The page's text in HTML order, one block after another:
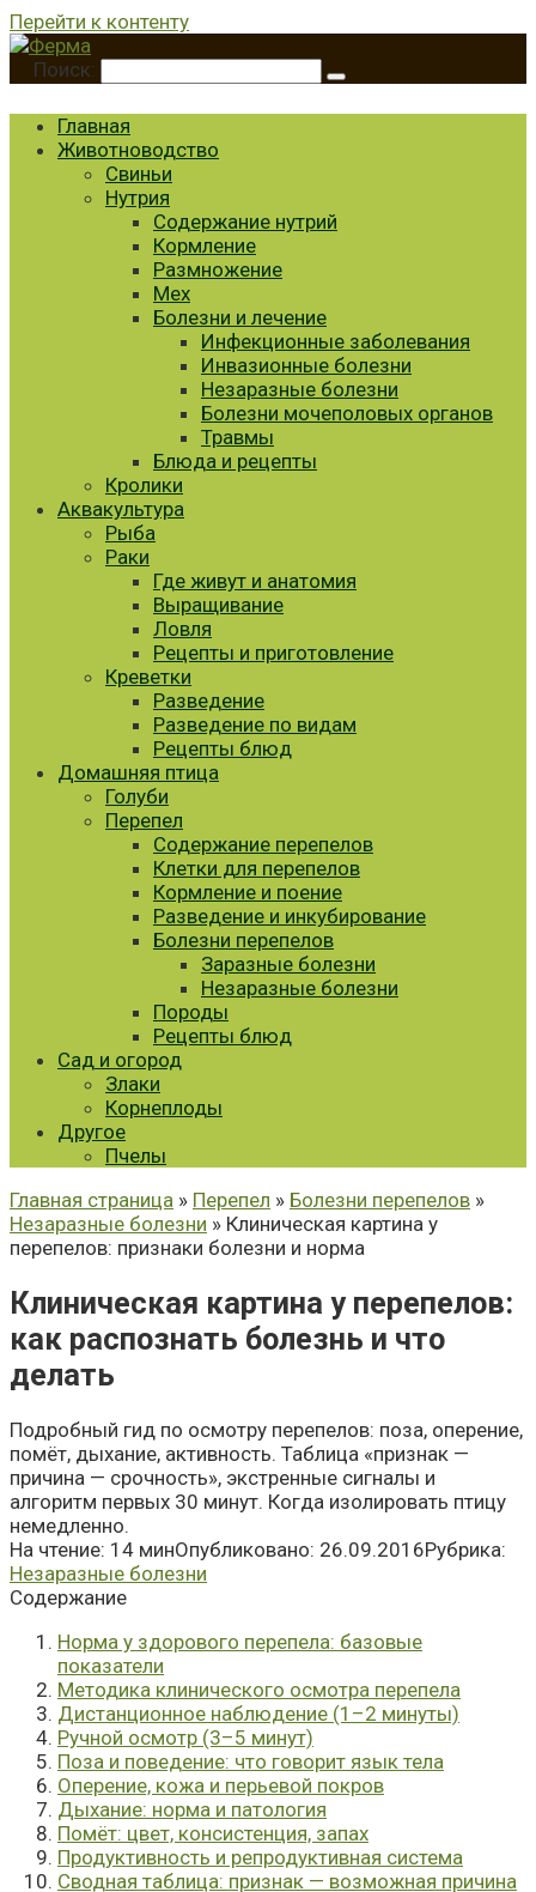
Перейти к контенту
Поиск:
Главная
Животноводство
Свиньи
Нутрия
Содержание нутрий
Кормление
Размножение
Мех
Болезни и лечение
Инфекционные заболевания
Инвазионные болезни
Незаразные болезни
Болезни мочеполовых органов
Травмы
Блюда и рецепты
Кролики
Аквакультура
Рыба
Раки
Где живут и анатомия
Выращивание
Ловля
Рецепты и приготовление
Креветки
Разведение
Разведение по видам
Рецепты блюд
Домашняя птица
Голуби
Перепел
Содержание перепелов
Клетки для перепелов
Кормление и поение
Разведение и инкубирование
Болезни перепелов
Заразные болезни
Незаразные болезни
Породы
Рецепты блюд
Сад и огород
Злаки
Корнеплоды
Другое
Пчелы
Главная страница » Перепел » Болезни перепелов »
Незаразные болезни » Клиническая картина у
перепелов: признаки болезни и норма
Клиническая картина у перепелов:
как распознать болезнь и что
делать
Подробный гид по осмотру перепелов: поза, оперение,
помёт, дыхание, активность. Таблица «признак —
причина — срочность», экстренные сигналы и
алгоритм первых 30 минут. Когда изолировать птицу
немедленно.
На чтение: 14 минОпубликовано: 26.09.2016Рубрика:
Незаразные болезни
Содержание
Норма у здорового перепела: базовые
показатели
Методика клинического осмотра перепела
Дистанционное наблюдение (1–2 минуты)
Ручной осмотр (3–5 минут)
Поза и поведение: что говорит язык тела
Оперение, кожа и перьевой покров
Дыхание: норма и патология
Помёт: цвет, консистенция, запах
Продуктивность и репродуктивная система
Сводная таблица: признак — возможная причина